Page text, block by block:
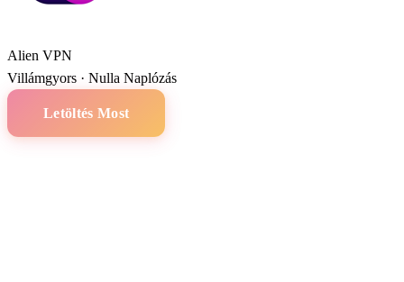
Alien VPN
Villámgyors · Nulla Naplózás
Letöltés Most